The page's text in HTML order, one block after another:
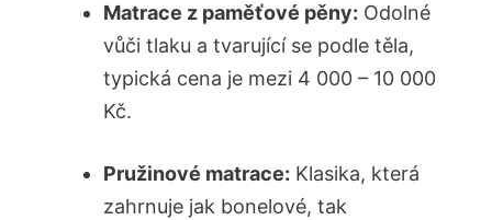
Matrace z paměťové pěny: Odolné
vůči tlaku a tvarující se podle těla,
typická cena je mezi 4 000 – 10 000
Kč.
Pružinové matrace: Klasika, která
zahrnuje jak bonelové, tak